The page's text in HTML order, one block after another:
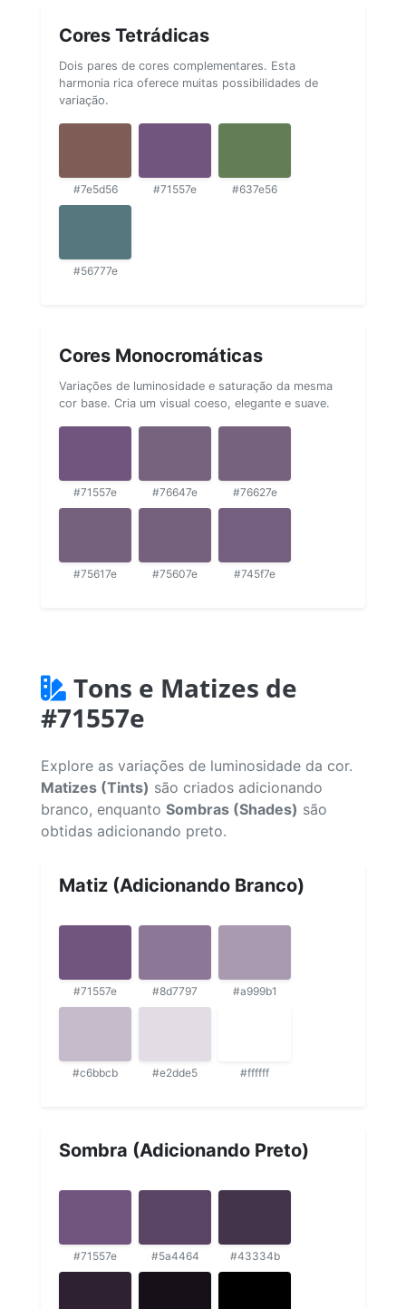
Cores Tetrádicas
Dois pares de cores complementares. Esta
harmonia rica oferece muitas possibilidades de
variação.
#7e5d56 #71557e #637e56
#56777e
Cores Monocromáticas
Variações de luminosidade e saturação da mesma
cor base. Cria um visual coeso, elegante e suave.
#71557e #76647e #76627e
#75617e #75607e #745f7e
Tons e Matizes de
#71557e
Explore as variações de luminosidade da cor.
Matizes (Tints) são criados adicionando
branco, enquanto Sombras (Shades) são
obtidas adicionando preto.
Matiz (Adicionando Branco)
#71557e #8d7797 #a999b1
#c6bbcb #e2dde5 #ffffff
Sombra (Adicionando Preto)
#71557e #5a4464 #43334b